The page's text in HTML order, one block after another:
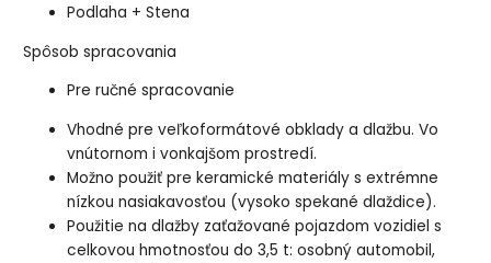
Podlaha + Stena
Spôsob spracovania
Pre ručné spracovanie
Vhodné pre veľkoformátové obklady a dlažbu. Vo
vnútornom i vonkajšom prostredí.
Možno použiť pre keramické materiály s extrémne
nízkou nasiakavosťou (vysoko spekané dlaždice).
Použitie na dlažby zaťažované pojazdom vozidiel s
celkovou hmotnosťou do 3,5 t: osobný automobil,